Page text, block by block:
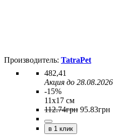
TatraPet
482,41
Акция до 28.08.2026
-15%
11х17 см
112.74грн 95.83грн
в 1 клик